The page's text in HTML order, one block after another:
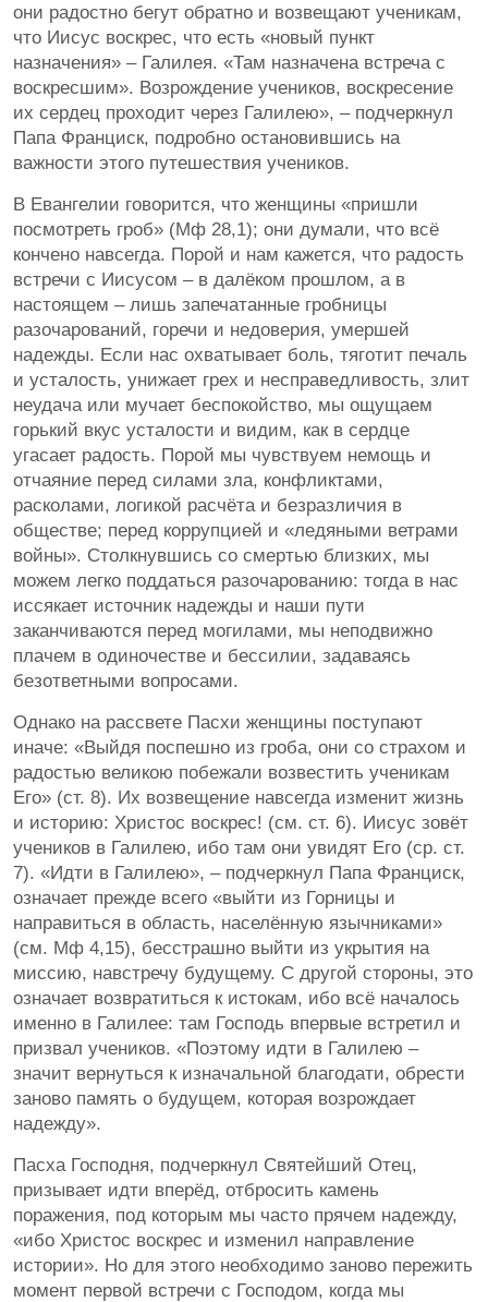
они радостно бегут обратно и возвещают ученикам,
что Иисус воскрес, что есть «новый пункт
назначения» – Галилея. «Там назначена встреча с
воскресшим». Возрождение учеников, воскресение
их сердец проходит через Галилею», – подчеркнул
Папа Франциск, подробно остановившись на
важности этого путешествия учеников.
В Евангелии говорится, что женщины «пришли
посмотреть гроб» (Мф 28,1); они думали, что всё
кончено навсегда. Порой и нам кажется, что радость
встречи с Иисусом – в далёком прошлом, а в
настоящем – лишь запечатанные гробницы
разочарований, горечи и недоверия, умершей
надежды. Если нас охватывает боль, тяготит печаль
и усталость, унижает грех и несправедливость, злит
неудача или мучает беспокойство, мы ощущаем
горький вкус усталости и видим, как в сердце
угасает радость. Порой мы чувствуем немощь и
отчаяние перед силами зла, конфликтами,
расколами, логикой расчёта и безразличия в
обществе; перед коррупцией и «ледяными ветрами
войны». Столкнувшись со смертью близких, мы
можем легко поддаться разочарованию: тогда в нас
иссякает источник надежды и наши пути
заканчиваются перед могилами, мы неподвижно
плачем в одиночестве и бессилии, задаваясь
безответными вопросами.
Однако на рассвете Пасхи женщины поступают
иначе: «Выйдя поспешно из гроба, они со страхом и
радостью великою побежали возвестить ученикам
Его» (ст. 8). Их возвещение навсегда изменит жизнь
и историю: Христос воскрес! (см. ст. 6). Иисус зовёт
учеников в Галилею, ибо там они увидят Его (ср. ст.
7). «Идти в Галилею», – подчеркнул Папа Франциск,
означает прежде всего «выйти из Горницы и
направиться в область, населённую язычниками»
(см. Мф 4,15), бесстрашно выйти из укрытия на
миссию, навстречу будущему. С другой стороны, это
означает возвратиться к истокам, ибо всё началось
именно в Галилее: там Господь впервые встретил и
призвал учеников. «Поэтому идти в Галилею –
значит вернуться к изначальной благодати, обрести
заново память о будущем, которая возрождает
надежду».
Пасха Господня, подчеркнул Святейший Отец,
призывает идти вперёд, отбросить камень
поражения, под которым мы часто прячем надежду,
«ибо Христос воскрес и изменил направление
истории». Но для этого необходимо заново пережить
момент первой встречи с Господом, когда мы